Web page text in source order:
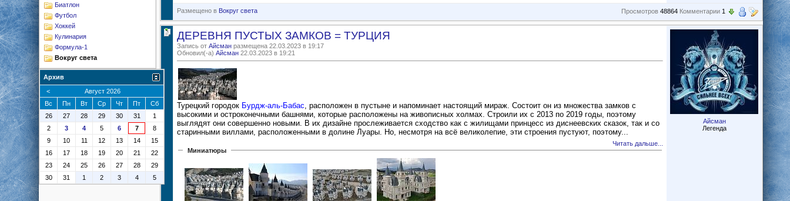
Размещено в Вокруг света Просмотров 48864 Комментарии 1
ДЕРЕВНЯ ПУСТЫХ ЗАМКОВ = ТУРЦИЯ
Запись от Айсман размещена 22.03.2023 в 19:17
Обновил(-а) Айсман 22.03.2023 в 19:21
Турецкий городок Бурдж-аль-Бабас , расположен в пустыне и напоминает настоящий мираж. Состоит он из множества замков с
высокими и остроконечными башнями, которые расположены на живописных холмах. Строили их с 2013 по 2019 годы, поэтому
выглядят они совершенно новыми. В их дизайне прослеживается сходство как с жилищами принцесс из диснеевских сказок, так и со
старинными виллами, расположенными в долине Луары. Но, несмотря на всё великолепие, эти строения пустуют, поэтому...
Читать дальше...
Миниатюры
Айсман
Легенда
Биатлон
Футбол
Хоккей
Кулинария
Формула-1
Вокруг света
Архив
<
Август 2026
Вс
Пн Вт Ср Чт Пт
Сб
26
27 28 29 30 31
1
2
3 4 5 6 7
8
9
10 11 12 13 14
15
16
17 18 19 20 21
22
23
24 25 26 27 28
29
30
31 1 2 3 4 5